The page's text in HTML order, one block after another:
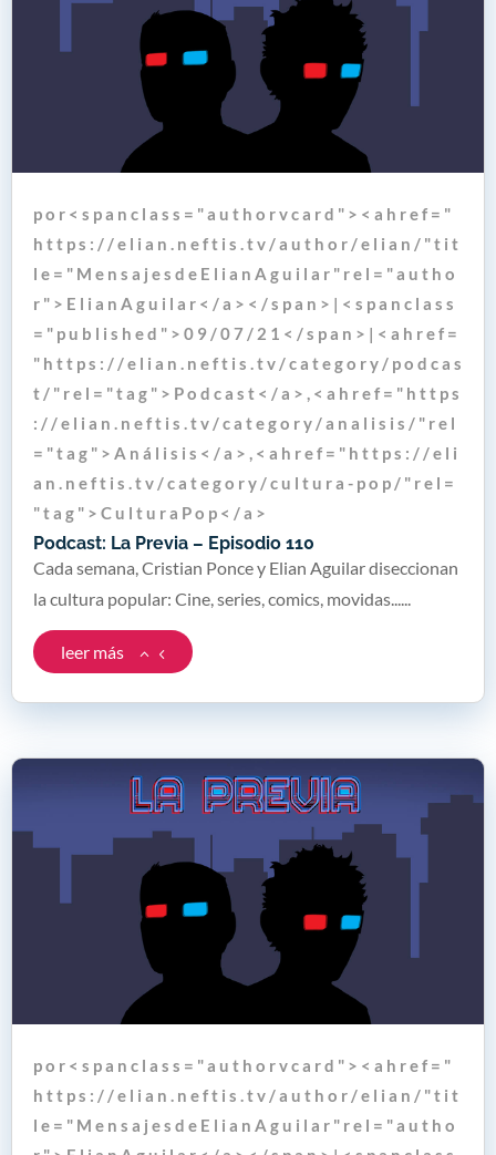
Podcast: La Previa – Episodio 110
p o r < s p a n c l a s s = " a u t h o r v c a r d " > < a h r e f = "
h t t p s : / / e l i a n . n e f t i s . t v / a u t h o r / e l i a n / " t i t
l e = " M e n s a j e s d e E l i a n A g u i l a r " r e l = " a u t h o
r " > E l i a n A g u i l a r < / a > < / s p a n > | < s p a n c l a s s
= " p u b l i s h e d " > 0 9 / 0 7 / 2 1 < / s p a n > | < a h r e f =
" h t t p s : / / e l i a n . n e f t i s . t v / c a t e g o r y / p o d c a s
t / " r e l = " t a g " > P o d c a s t < / a > , < a h r e f = " h t t p s
: / / e l i a n . n e f t i s . t v / c a t e g o r y / a n a l i s i s / " r e l
= " t a g " > A n á l i s i s < / a > , < a h r e f = " h t t p s : / / e l i
a n . n e f t i s . t v / c a t e g o r y / c u l t u r a - p o p / " r e l =
" t a g " > C u l t u r a P o p < / a >
Cada semana, Cristian Ponce y Elian Aguilar diseccionan
la cultura popular: Cine, series, comics, movidas......
leer más
p o r < s p a n c l a s s = " a u t h o r v c a r d " > < a h r e f = "
h t t p s : / / e l i a n . n e f t i s . t v / a u t h o r / e l i a n / " t i t
l e = " M e n s a j e s d e E l i a n A g u i l a r " r e l = " a u t h o